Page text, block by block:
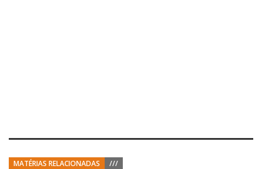
MATÉRIAS RELACIONADAS ///